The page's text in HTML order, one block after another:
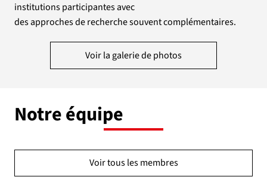
institutions participantes avec
des approches de recherche souvent complémentaires.
Voir la galerie de photos
Notre équipe
Voir tous les membres